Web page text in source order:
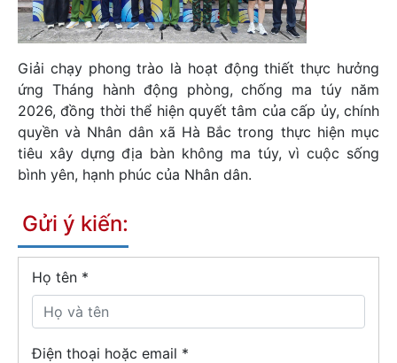
Giải chạy phong trào là hoạt động thiết thực hưởng
ứng Tháng hành động phòng, chống ma túy năm
2026, đồng thời thể hiện quyết tâm của cấp ủy, chính
quyền và Nhân dân xã Hà Bắc trong thực hiện mục
tiêu xây dựng địa bàn không ma túy, vì cuộc sống
bình yên, hạnh phúc của Nhân dân.
Gửi ý kiến:
Họ tên *
Điện thoại hoặc email *